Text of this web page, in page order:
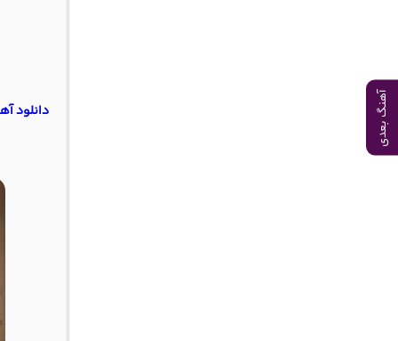
آهنگ بعدی دانلود